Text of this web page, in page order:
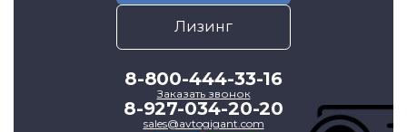
Лизинг
8-800-444-33-16
Заказать звонок
8-927-034-20-20
sales@avtogigant.com